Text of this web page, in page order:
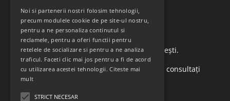
Retur produse
Str. Vasile Mironiuc nr. 3, Sector 1, București.
Pentru detalii suplimentare, vă rugăm să consultați
politica de returnare a produselor
Noi si partenerii nostri folosim tehnologii,
precum modulele cookie de pe site-ul nostru,
pentru a ne personaliza continutul si
reclamele, pentru a oferi functii pentru
retelele de socializare si pentru a ne analiza
traficul. Faceti clic mai jos pentru a fi de acord
cu utilizarea acestei tehnologii.Citeste mai
mult
STRICT NECESAR